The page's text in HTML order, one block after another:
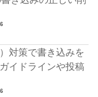
対策で書き込みを
イドラインや投稿